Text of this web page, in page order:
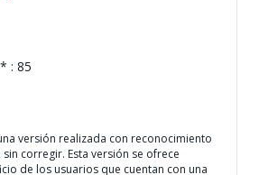
: 85
versión realizada con reconocimiento
corregir. Esta versión se ofrece
de los usuarios que cuentan con una